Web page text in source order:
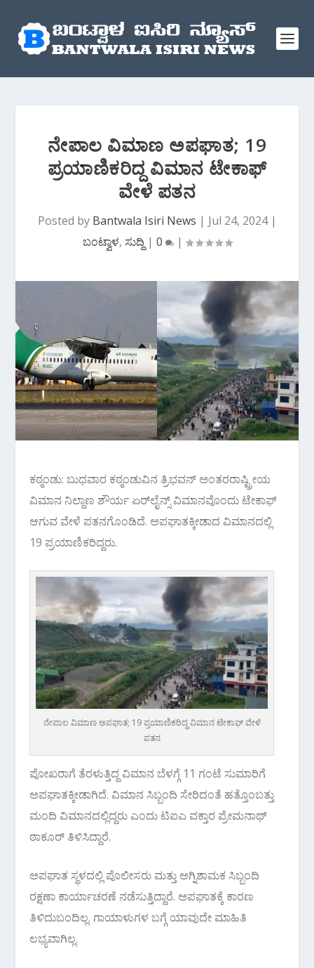
ನೇಪಾಲ ವಿಮಾಣ ಅಪಘಾತ; 19
ಪ್ರಯಾಣಿಕರಿದ್ದ ವಿಮಾನ ಟೇಕಾಫ್‌
ವೇಳೆ ಪತನ
Posted by Bantwala Isiri News | Jul 24, 2024|
ಬಂಟ್ವಾಳ, ಸುದ್ದಿ | 0 |
ಕಠ್ಮಂಡು: ಬುಧವಾರ ಕಠ್ಮಂಡುವಿನ ತ್ರಿಭವನ್‌ ಅಂತರರಾಷ್ಟ್ರೀಯ
ವಿಮಾನ ನಿಲ್ದಾಣ ಶೌರ್ಯ ಏರ್‌ಲೈನ್ಸ್‌ ವಿಮಾನವೊಂದು ಟೇಕಾಫ್‌
ಆಗುವ ವೇಳೆ ಪತನಗೊಂಡಿದೆ. ಅಪಘಾತಕ್ಕೀಡಾದ ವಿಮಾನದಲ್ಲಿ
19 ಪ್ರಯಾಣಿಕರಿದ್ದರು.
ನೇಪಾಲ ವಿಮಾಣ ಅಪಘಾತ; 19 ಪ್ರಯಾಣಿಕರಿದ್ದ ವಿಮಾನ ಟೇಕಾಫ್‌ ವೇಳೆ
ಪತನ
ಪೋಖರಾಗೆ ತೆರಳುತ್ತಿದ್ದ ವಿಮಾನ ಬೆಳಗ್ಗೆ 11 ಗಂಟೆ ಸುಮಾರಿಗೆ
ಅಪಘಾತಕ್ಕೀಡಾಗಿದೆ. ವಿಮಾನ ಸಿಬ್ಬಂದಿ ಸೇರಿದಂತೆ ಹತ್ತೊಂಬತ್ತು
ಮಂದಿ ವಿಮಾನದಲ್ಲಿದ್ದರು ಎಂದು ಟಿಐಎ ವಕ್ತಾರ ಪ್ರೇಮನಾಥ್
ಠಾಕೂರ್ ತಿಳಿಸಿದ್ದಾರೆ.
ಅಪಘಾತ ಸ್ಥಳದಲ್ಲಿ ಪೊಲೀಸರು ಮತ್ತು ಅಗ್ನಿಶಾಮಕ ಸಿಬ್ಬಂದಿ
ರಕ್ಷಣಾ ಕಾರ್ಯಾಚರಣೆ ನಡೆಸುತ್ತಿದ್ದಾರೆ. ಅಪಘಾತಕ್ಕೆ ಕಾರಣ
ತಿಳಿದುಬಂದಿಲ್ಲ. ಗಾಯಾಳುಗಳ ಬಗ್ಗೆ ಯಾವುದೇ ಮಾಹಿತಿ
ಲಭ್ಯವಾಗಿಲ್ಲ.